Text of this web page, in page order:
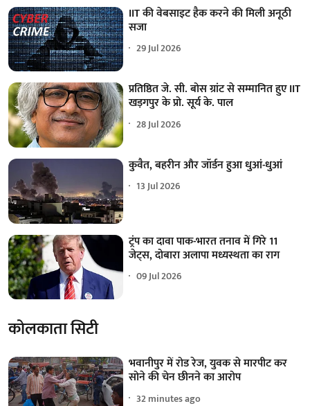
IIT की वेबसाइट हैक करने की मिली अनूठी
सजा
29 Jul 2026
प्रतिष्ठित जे. सी. बोस ग्रांट से सम्मानित हुए IIT
खड़गपुर के प्रो. सूर्य के. पाल
28 Jul 2026
कुवैत, बहरीन और जॉर्डन हुआ धुआं-धुआं
13 Jul 2026
ट्रंप का दावा पाक-भारत तनाव में गिरे 11
जेट्स, दोबारा अलापा मध्यस्थता का राग
09 Jul 2026
कोलकाता सिटी
भवानीपुर में रोड रेज, युवक से मारपीट कर
सोने की चेन छीनने का आरोप
32 minutes ago